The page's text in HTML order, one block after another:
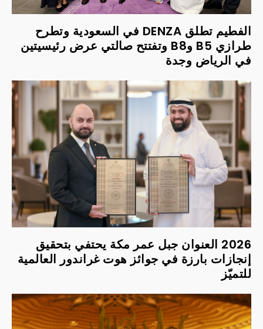
الفطيم تطلق DENZA في السعودية وتطرح
طرازي B5 وB8 وتفتتح صالتي عرض رئيسيتين
في الرياض وجدة
2026 العنوان جبل عمر مكة يحتفي بتحقيق
إنجازات بارزة في جوائز هوت غراندور العالمية
للتميّز